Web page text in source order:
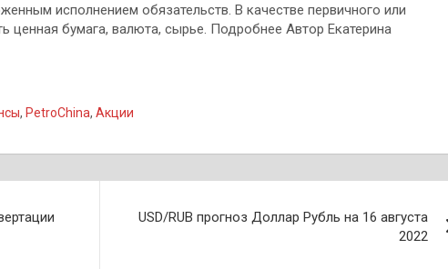
исполнением обязательств. В качестве первичного или
ценная бумага, валюта, сырье. Подробнее Автор Екатерина
, PetroChina, Акции
USD/RUB прогноз Доллар Рубль на 16 августа
2022